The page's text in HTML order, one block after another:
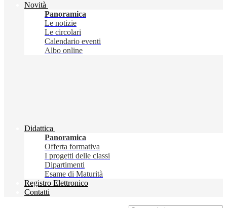
Novità
Panoramica
Le notizie
Le circolari
Calendario eventi
Albo online
Didattica
Panoramica
Offerta formativa
I progetti delle classi
Dipartimenti
Esame di Maturità
Registro Elettronico
Contatti